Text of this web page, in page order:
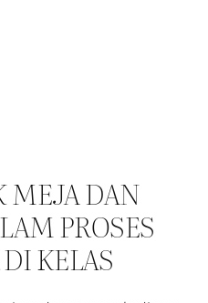
MEJA DAN
PROSES
KELAS